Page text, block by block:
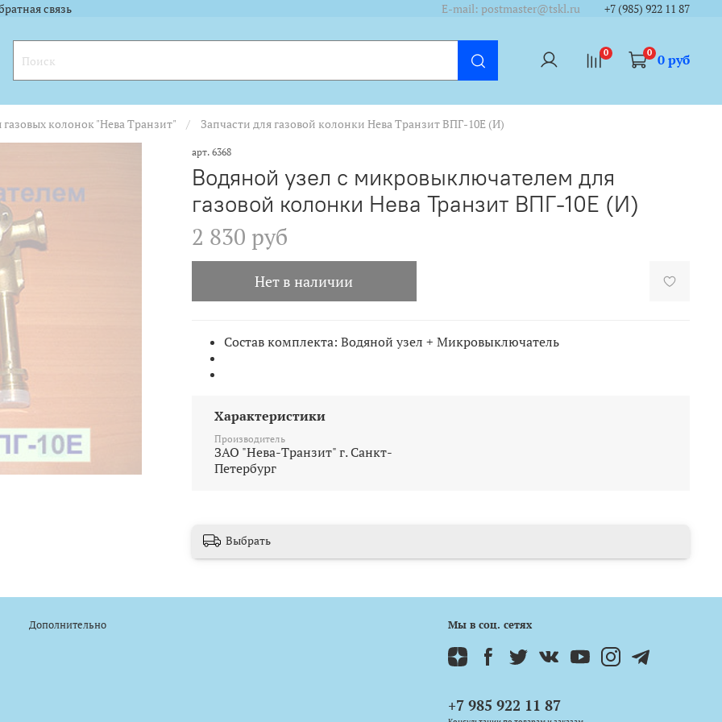
связь E-mail: postmaster@tskl.ru +7 (985) 922 11 87
0 0 0 руб
газовых колонок "Нева Транзит" Запчасти для газовой колонки Нева Транзит ВПГ-10Е (И)
арт. 6368
Водяной узел c микровыключателем для
газовой колонки Нева Транзит ВПГ-10Е (И)
2 830 руб
Нет в наличии
Состав комплекта: Водяной узел + Микровыключатель
Характеристики
Производитель
ЗАО "Нева-Транзит" г. Санкт-
Петербург
Выбрать
Дополнительно Мы в соц. сетях
+7 985 922 11 87
width="88" height="31" alt="" border="0" src="https://yandex.ru/cycounter?https://www.tskl.ru&theme=dark&lang=ru"/></a>
width="88" height="31" alt="" border="0" src="https://yandex.ru/cycounter?https://www.tskl.ru&theme=dark&lang=ru"/></a>